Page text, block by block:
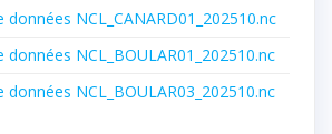
données NCL_CANARD01_202510.nc
données NCL_BOULAR01_202510.nc
données NCL_BOULAR03_202510.nc